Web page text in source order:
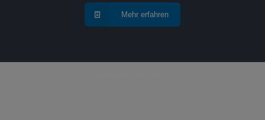
Mehr erfahren